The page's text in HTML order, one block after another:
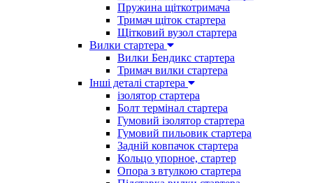
Пружина щіткотримача
Тримач щіток стартера
Щітковий вузол стартера
Вилки стартера
Вилки Бендикс стартера
Тримач вилки стартера
Інші деталі стартера
ізолятор стартера
Болт термінал стартера
Гумовий ізолятор стартера
Гумовий пильовик стартера
Задній ковпачок стартера
Кольцо упорное, стартер
Опора з втулкою стартера